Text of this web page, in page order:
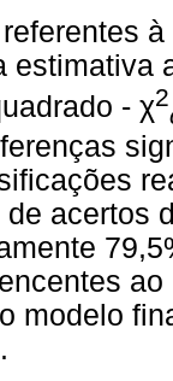
estimativa
- χ2
acertos
modelo